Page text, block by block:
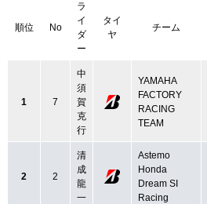
順位 No
ラ
イ
ダ
ー
タイ
ヤ
チーム
1 7
中
須
賀
克
行
YAMAHA
FACTORY
RACING
TEAM
2 2
清
成
龍
一
Astemo
Honda
Dream SI
Racing